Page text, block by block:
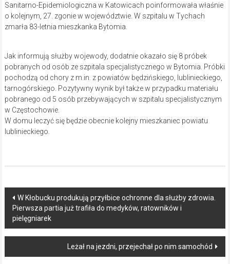
Sanitarno-Epidemiologiczna w Katowicach poinformowała właśnie
o kolejnym, 27. zgonie w województwie. W szpitalu w Tychach
zmarła 83-letnia mieszkanka Bytomia.
Jak informują służby wojewody, dodatnie okazało się 8 próbek
pobranych od osób ze szpitala specjalistycznego w Bytomia. Próbki
pochodzą od chory z m.in. z powiatów będzińskiego, lublinieckiego,
tarnogórskiego. Pozytywny wynik był także w przypadku materiału
pobranego od 5 osób przebywających w szpitalu specjalistycznym
w Częstochowie.
W domu leczyć się będzie obecnie kolejny mieszkaniec powiatu
lublinieckiego.
Post
navigation
W Kłobucku produkują przyłbice ochronne dla służby zdrowia.
Pierwsza partia już trafiła do medyków, ratowników i
pielęgniarek
Leżał na jezdni, przejechał po nim samochód